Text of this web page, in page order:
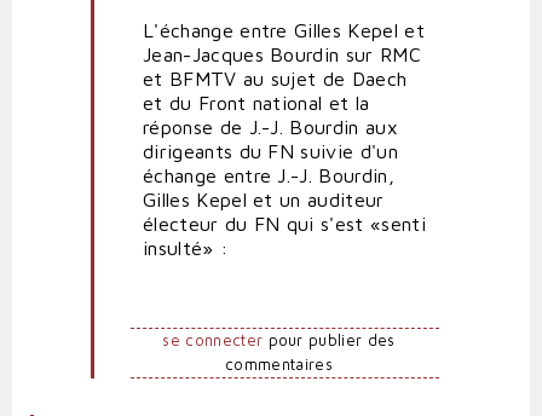
L'échange entre Gilles Kepel et
Jean-Jacques Bourdin sur RMC
et BFMTV au sujet de Daech
et du Front national et la
réponse de J.-J. Bourdin aux
dirigeants du FN suivie d'un
échange entre J.-J. Bourdin,
Gilles Kepel et un auditeur
électeur du FN qui s'est «senti
insulté» :
se connecter pour publier des
commentaires